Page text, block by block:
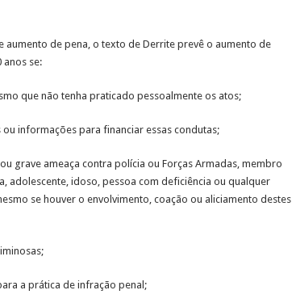
aumento de pena, o texto de Derrite prevê o aumento de
anos se:
que não tenha praticado pessoalmente os atos;
informações para financiar essas condutas;
grave ameaça contra polícia ou Forças Armadas, membro
adolescente, idoso, pessoa com deficiência ou qualquer
se houver o envolvimento, coação ou aliciamento destes
a prática de infração penal;